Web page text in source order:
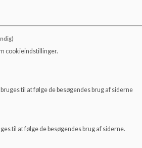
22.11.2023
cookieindstillinger.
til at følge de besøgendes brug af siderne
til at følge de besøgendes brug af siderne.